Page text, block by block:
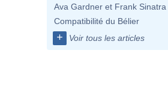
Ava Gardner et Frank Sinatra
Compatibilité du Bélier
+ Voir tous les articles